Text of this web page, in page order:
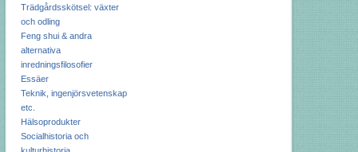
Trädgårdsskötsel: växter
och odling
Feng shui & andra
alternativa
inredningsfilosofier
Essäer
Teknik, ingenjörsvetenskap
etc.
Hälsoprodukter
Socialhistoria och